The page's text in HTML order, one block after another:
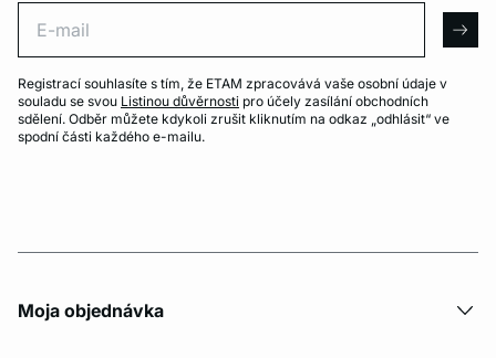
Registrací souhlasíte s tím, že ETAM zpracovává vaše osobní údaje v
souladu se svou Listinou důvěrnosti pro účely zasílání obchodních
sdělení. Odběr můžete kdykoli zrušit kliknutím na odkaz „odhlásit“ ve
spodní části každého e-mailu.
Moja objednávka